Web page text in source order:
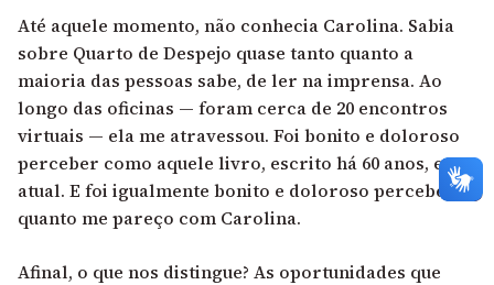
Até aquele momento, não conhecia Carolina. Sabia
sobre Quarto de Despejo quase tanto quanto a
maioria das pessoas sabe, de ler na imprensa. Ao
longo das oficinas — foram cerca de 20 encontros
virtuais — ela me atravessou. Foi bonito e doloroso
perceber como aquele livro, escrito há 60 anos, era
atual. E foi igualmente bonito e doloroso perceber o
quanto me pareço com Carolina.
Afinal, o que nos distingue? As oportunidades que